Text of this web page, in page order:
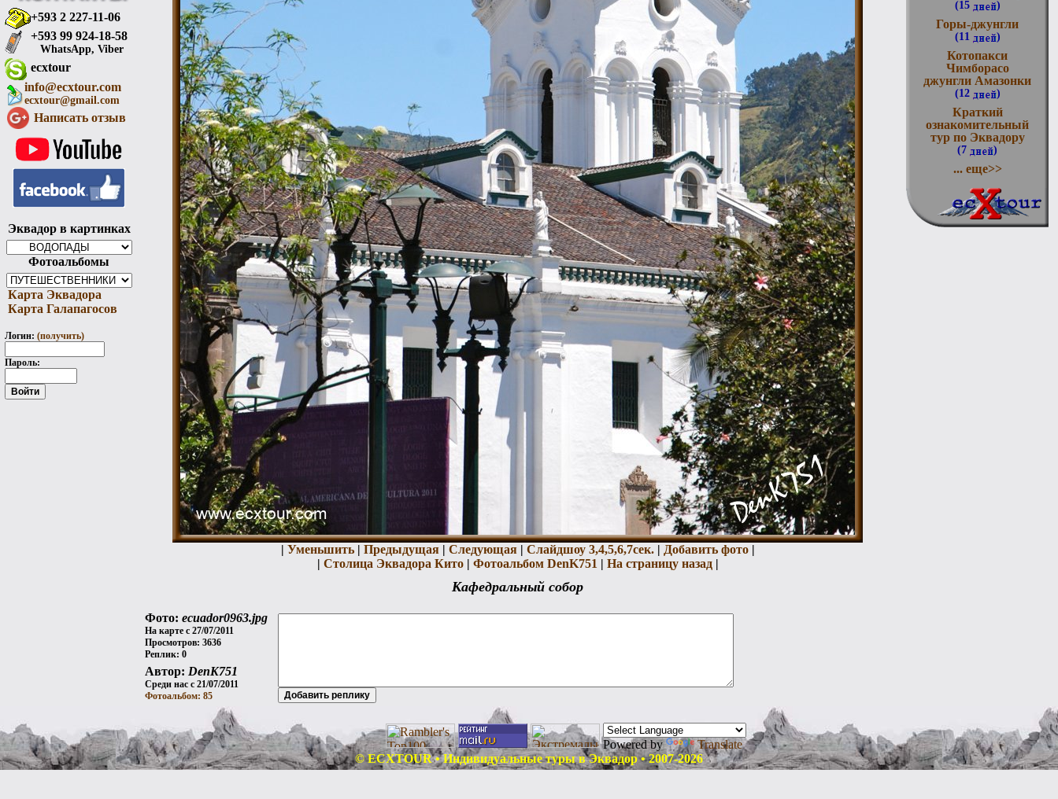
+593 2 227-11-06
+593 99 924-18-58
WhatsApp, Viber
ecxtour
info@ecxtour.com
ecxtour@gmail.com
Написать отзыв
Эквадор в картинках
Фотоальбомы
Карта Эквадора
Карта Галапагосов
Логин: (получить)
Пароль:
| Уменьшить| Предыдущая| Следующая| Слайдшоу 3,4,5,6,7сек.| Добавить фото|
| Столица Эквадора Кито| Фотоальбом DenK751 | На страницу назад|
Кафедральный собор
Фото: ecuador0963.jpg
На карте с 27/07/2011
Просмотров: 3636
Реплик: 0
Автор: DenK751
Среди нас с 21/07/2011
Фотоальбом: 85
(15 )
Горы-джунгли
(11 )
Котопакси
Чимборасо
джунгли Амазонки
(12 )
Краткий
ознакомительный
тур по Эквадору
(7 )
... еще>>
Powered by
Translate
© ECXTOUR • Индивидуальные туры в Эквадор • 2007-2026